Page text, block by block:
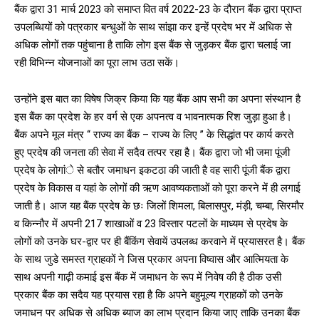
बैंक द्वारा 31 मार्च 2023 को समाप्त वित वर्ष 2022-23 के दौरान बैंक द्वारा प्राप्त
उपलब्धियों को पत्रकार बन्धुओं के साथ सांझा कर इन्हें प्रदेष भर में अधिक से
अधिक लोगों तक पहुंचाना है ताकि लोग इस बैंक से जुड़कर बैंक द्वारा चलाई जा
रही विभिन्न योजनाओं का पूरा लाभ उठा सकें।
उन्होंने इस बात का विषेष जिक्र किया कि यह बैंक आप सभी का अपना संस्थान है
इस बैंक का प्रदेश के हर वर्ग से एक अपनत्व व भावनात्मक रिश जुड़ा हुआ है।
बैंक अपने मूल मंत्र ‘‘ राज्य का बैंक – राज्य के लिए ’’ के सिद्धांत पर कार्य करते
हुए प्रदेष की जनता की सेवा में सदैव तत्पर रहा है। बैंक द्वारा जो भी जमा पूंजी
प्रदेष के लोगांे से बतौर जमाधन इकटठा की जाती है वह सारी पूंजी बैंक द्वारा
प्रदेष के विकास व यहां के लोगों की ऋण आवष्यकताओं को पूरा करने में ही लगाई
जाती है। आज यह बैंक प्रदेष के छः जिलों शिमला, बिलासपुर, मंड़ी, चम्बा, सिरमौर
व किन्नौर में अपनी 217 शाखाओं व 23 विस्तार पटलों के माध्यम से प्रदेष के
लोगों को उनके घर-द्वार पर ही बैंकिंग सेवायें उपलब्ध करवाने में प्रयासरत है। बैंक
के साथ जुडे समस्त ग्राहकों ने जिस प्रकार अपना विष्वास और आत्मियता के
साथ अपनी गाढ़ी कमाई इस बैंक में जमाधन के रूप में निवेष की है ठीक उसी
प्रकार बैंक का सदैव यह प्रयास रहा है कि अपने बहुमूल्य ग्राहकों को उनके
जमाधन पर अधिक से अधिक ब्याज का लाभ प्रदान किया जाए ताकि उनका बैंक